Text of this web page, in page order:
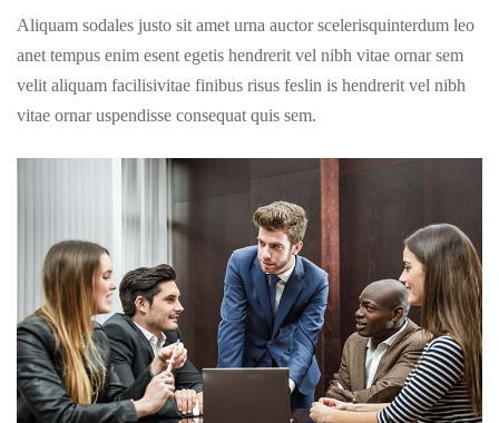
Aliquam sodales justo sit amet urna auctor scelerisquinterdum leo
anet tempus enim esent egetis hendrerit vel nibh vitae ornar sem
velit aliquam facilisivitae finibus risus feslin is hendrerit vel nibh
vitae ornar uspendisse consequat quis sem.